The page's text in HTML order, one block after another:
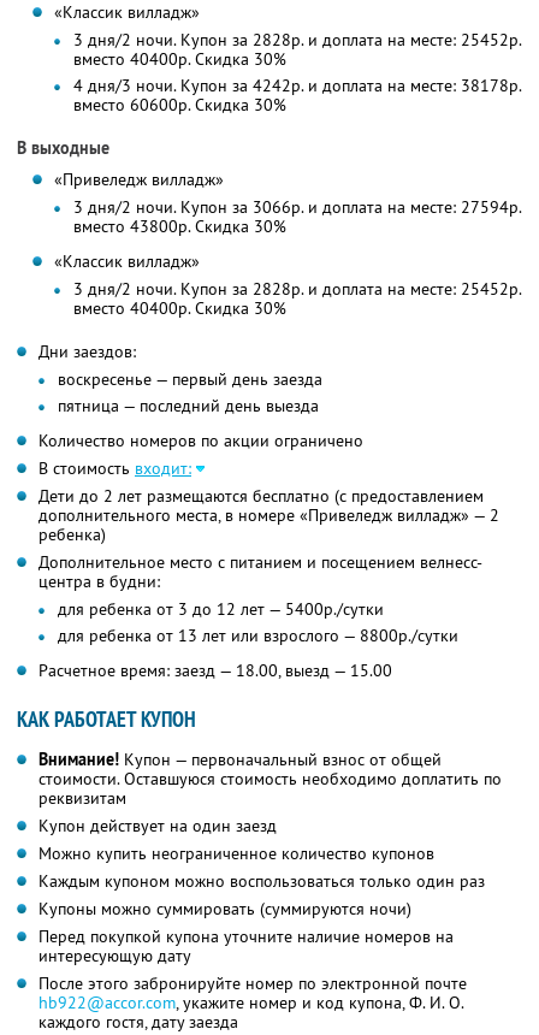
«Классик вилладж»
3 дня/2 ночи. Купон за 2828р. и доплата на месте: 25452р.
вместо 40400р. Скидка 30%
4 дня/3 ночи. Купон за 4242р. и доплата на месте: 38178р.
вместо 60600р. Скидка 30%
В выходные
«Привеледж вилладж»
3 дня/2 ночи. Купон за 3066р. и доплата на месте: 27594р.
вместо 43800р. Скидка 30%
«Классик вилладж»
3 дня/2 ночи. Купон за 2828р. и доплата на месте: 25452р.
вместо 40400р. Скидка 30%
Дни заездов:
воскресенье — первый день заезда
пятница — последний день выезда
Количество номеров по акции ограничено
В стоимость входит:
Дети до 2 лет размещаются бесплатно (с предоставлением
дополнительного места, в номере «Привеледж вилладж» — 2
ребенка)
Дополнительное место с питанием и посещением велнесс-
центра в будни:
для ребенка от 3 до 12 лет — 5400р./сутки
для ребенка от 13 лет или взрослого — 8800р./сутки
Расчетное время: заезд — 18.00, выезд — 15.00
КАК РАБОТАЕТ КУПОН
Внимание! Купон — первоначальный взнос от общей
стоимости. Оставшуюся стоимость необходимо доплатить по
реквизитам
Купон действует на один заезд
Можно купить неограниченное количество купонов
Каждым купоном можно воспользоваться только один раз
Купоны можно суммировать (суммируются ночи)
Перед покупкой купона уточните наличие номеров на
интересующую дату
После этого забронируйте номер по электронной почте
hb922@accor.com, укажите номер и код купона,Ф. И. О.
каждого гостя, дату заезда